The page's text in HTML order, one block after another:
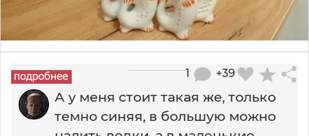
+39
1
А у меня стоит такая же, только
темно синяя, в большую можно